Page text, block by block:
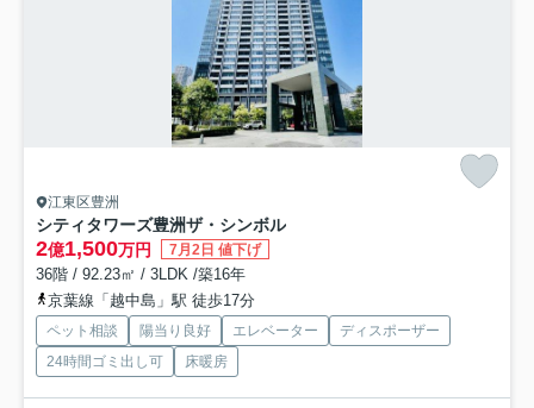
江東区豊洲
シティタワーズ豊洲ザ・シンボル
2億1,500万円 7月2日 値下げ
36階 / 92.23㎡ / 3LDK /築16年
京葉線「越中島」駅 徒歩17分
ペット相談 陽当り良好 エレベーター
ディスポーザー
24時間ゴミ出し可
床暖房